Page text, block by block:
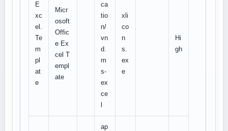
E
xc
el.
Te
m
pl
at
e
Micr
osoft
Offic
e Ex
cel T
empl
ate
ca
tio
n/
vn
d.
m
s-
ex
ce
xli
co
n
s.
ex
e
Hi
gh
ap